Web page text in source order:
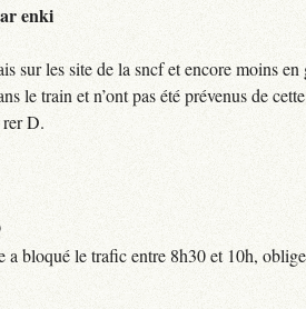
enki
sur les site de la sncf et encore moins en
le train et n’ont pas été prévenus de
rer D.
bloqué le trafic entre 8h30 et 10h,